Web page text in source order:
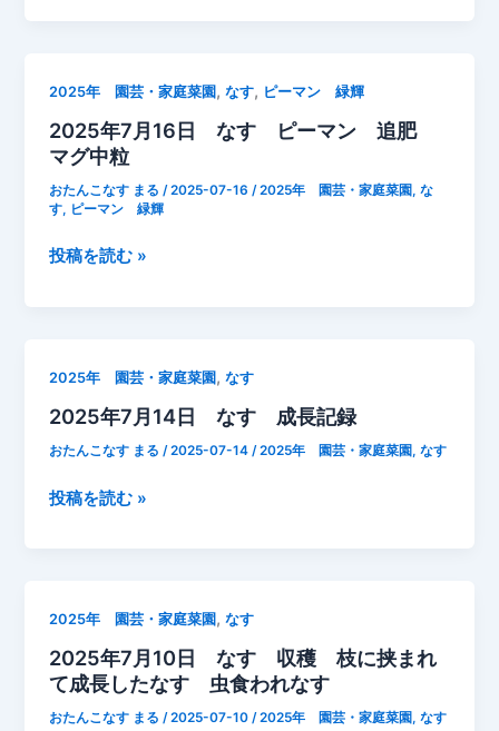
ま
し
目
撃
こ
と】
ナ
ス
を
ま
続
る
為
必
つ
作
業
【カ
2025年 園芸・家庭菜園 ,なす, ピーマン 緑輝
2025年7月16日 なす ピーマン 追肥
マグ中粒
おたんこなす まる /2025-07-16 /2025年 園芸・家庭菜園,な
す, ピーマン 緑輝
2025
日
な
す
ー
マ
グ
中
粒
投稿を読む »
2025年 園芸・家庭菜園 ,なす
2025年7月14日 なす 成長記録
おたんこなす まる /2025-07-14 /2025年 園芸・家庭菜園,なす
2025
日
な
す
成
投稿を読む »
2025年 園芸・家庭菜園 ,なす
2025年7月10日 なす 収穫 枝に挟まれ
て成長したなす 虫食われなす
おたんこなす まる /2025-07-10 /2025年 園芸・家庭菜園,なす